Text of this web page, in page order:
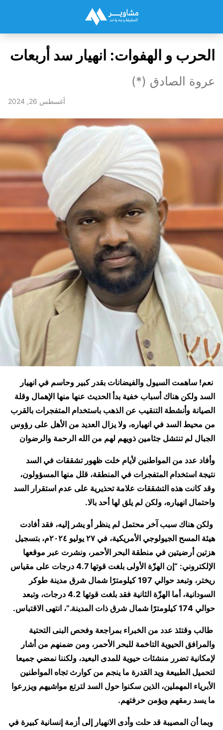
الحرب و الهفوات: انهيار سد أربعات
عروة الصادق (*)
أغسطس 26, 2024
نعم! ساهمت السيول والفيضانات بقدر كبير وحاسم في انهيار
السد ولكن هناك أسباب خفية بدأ الحديث عنها منها الإهمال وقلة
الصيانة وأنشطة التنقيب عن الذهب باستخدام المتفجرات بالقرب
من محيط السد في انهياره، ولا يزال العديد من الأهل على رؤوس
الجبال لم تنتشل جثامين ذويهم لهم من الله الرحمة والرضوان
وأفاد عدد من المواطنين لأيام خلت ظهور تشققات في السد
نتيجة استخدام المتفجرات في المنطقة، قلل منها المسؤولون،
وقد كانت هذه التشققات علامة تحذيرية على عدم استقرار السد
واحتمال انهياره، ولكن لم يلق لها أحد بالا.
ولكن هناك سبب آخر محتمل لم ينظر أو يشر إليه، فقد أفادت
هيئة المسح الجيولوجي الأمريكية، في ٢٧ يوليو ٢٠٢٤م، بتسجيل
هزتين أرضيتين في منطقة البحر الأحمر، ونشرت عبر موقعها
الإلكتروني: “إن الهزّة الأولى بلغت قوتها 4.7 درجات على مقياس
ريختر، وتبعد حوالي 197 كيلومترًا شمال شرق مدينة طوكر
السودانية، أما الهزّة الثانية فقد بلغت قوتها 4.2 درجات، وتبعد
حوالي 174 كيلومترًا شمال شرق ذات المدينة.”، انتهى الاقتباس.
طالب وقتئذ عدد من الخبراء بمراجعة وفحص البنى التحتية
والمرافق الحيوية التاخمة للبحر الأحمر، ومن ضمنهم من أشار
لإمكانية تضرر منشئات حيوية للمدى البعيد، ولكننا نمضي جميعا
لتحميل الطبيعة ويد القدرة ما ينجم من كوارث تجاه المواطنين
الأبرياء المهملين، الذين سكنوا حول السد لترتع مواشيهم ويزرعوا
ما يسد رمقهم ويؤمن حرفتهم.
وبما أن المصيبة قد حلت وأدى الانهيار إلى أزمة إنسانية كبيرة في